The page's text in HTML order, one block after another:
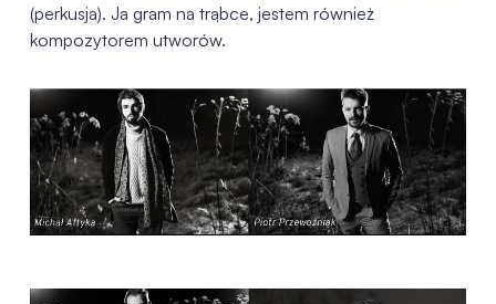
(perkusja). Ja gram na trąbce, jestem również
kompozytorem utworów.